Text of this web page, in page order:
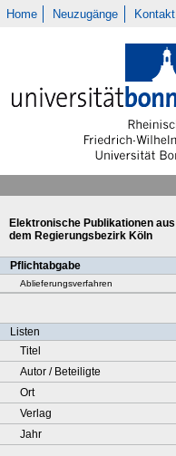
Home Neuzugänge Kontakt
Elektronische Publikationen aus
dem Regierungsbezirk Köln
Pflichtabgabe
Ablieferungsverfahren
Listen
Titel
Autor / Beteiligte
Ort
Verlag
Jahr